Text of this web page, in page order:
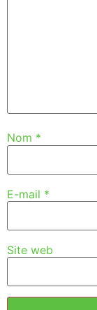
Nom *
E-mail *
Site web